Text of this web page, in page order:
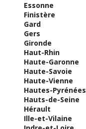
Essonne
Finistère
Gard
Gers
Gironde
Haut-Rhin
Haute-Garonne
Haute-Savoie
Haute-Vienne
Hautes-Pyrénées
Hauts-de-Seine
Hérault
Ille-et-Vilaine